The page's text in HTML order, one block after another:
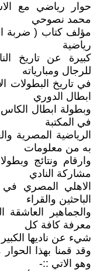
حوار رياضي مع
محمد نصوحي
مؤلف كتاب ( ضربة
رياضية
كبيرة عن تاريخ
للرجال ومبارياته
في تاريخ البطولات
ابطال الدوري
وبطولة ابطال
في المكتبة
الرياضية المصرية
به من معلومات
وارقام ونتائج
مشاركة النادي
الاهلي المصري في
الباحثين والقراء
والجماهير
معرفة كافة كل
شيء عن ناديها
وقد قمنا بهذا
وهو الاتي ::-